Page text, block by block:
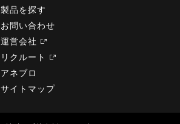
製品を探す
お問い合わせ
運営会社
リクルート
アネブロ
サイトマップ